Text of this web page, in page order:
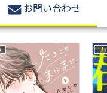
お問い合わせ
ファンタジー